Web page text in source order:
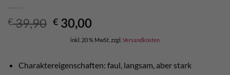
€39,90 Ursprünglicher
Preis
war:
€ 39,90
€ 30,00Aktueller
Preis
ist:
€ 30,00.
inkl. 20 % MwSt. zzgl. Versandkosten
Charaktereigenschaften: faul, langsam, aber stark